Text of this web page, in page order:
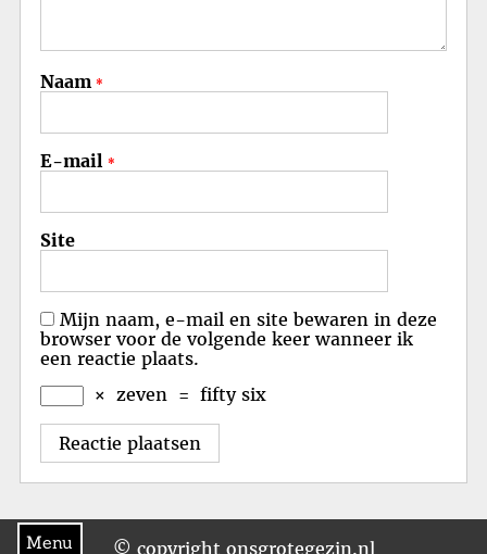
Menu
Naam *
E-mail *
Site
Mijn naam, e-mail en site bewaren in deze
browser voor de volgende keer wanneer ik
een reactie plaats.
× zeven = fifty six
© copyright onsgrotegezin.nl